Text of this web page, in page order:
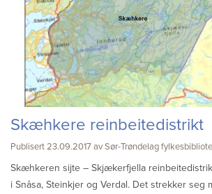
Skæhkere reinbeitedistrikt
Publisert 23.09.2017 av Sør-Trøndelag
Skæhkeren sijte – Skjækerfjella
i Snåsa, Steinkjer og Verdal. Det strekker seg